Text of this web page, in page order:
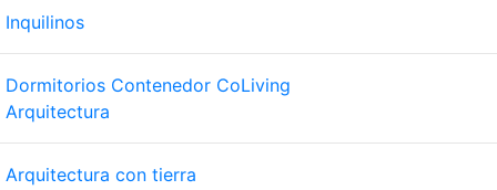
Inquilinos
Dormitorios Contenedor CoLiving
Arquitectura
Arquitectura con tierra